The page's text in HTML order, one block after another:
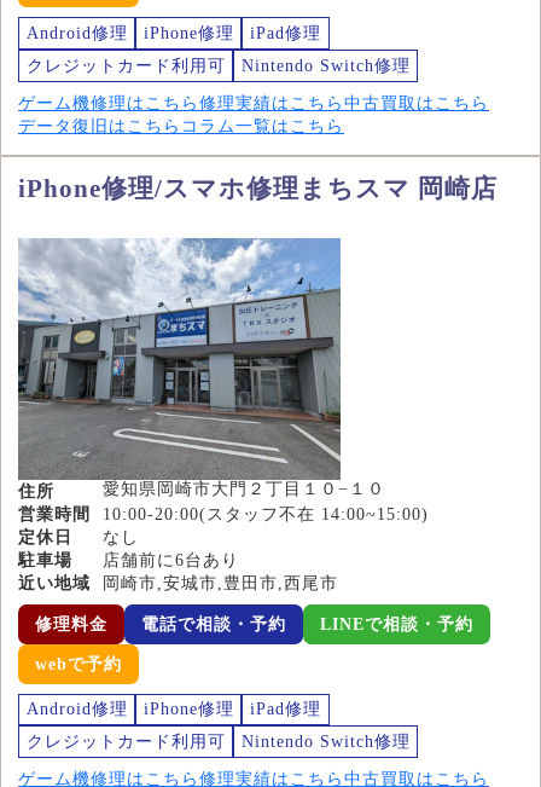
Android修理 iPhone修理
iPad修理
クレジットカード利用可
Nintendo Switch修理
ゲーム機修理はこちら 修理実績はこちら 中古買取はこちら
データ復旧はこちら コラム一覧はこちら
iPhone修理/スマホ修理まちスマ 岡崎店
住所
愛知県岡崎市大門２丁目１０−１０
営業時間
10:00-20:00(スタッフ不在 14:00~15:00)
定休日
なし
駐車場
店舗前に6台あり
近い地域
岡崎市,安城市,豊田市,西尾市
修理料金 電話で相談・予約 LINEで相談・予約
webで予約
Android修理 iPhone修理
iPad修理
クレジットカード利用可
Nintendo Switch修理
ゲーム機修理はこちら 修理実績はこちら 中古買取はこちら